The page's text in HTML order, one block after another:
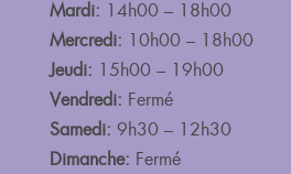
Mardi: 14h00 – 18h00
Mercredi: 10h00 – 18h00
Jeudi: 15h00 – 19h00
Vendredi: Fermé
Samedi: 9h30 – 12h30
Dimanche: Fermé